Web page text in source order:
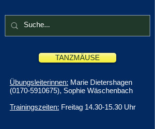
TANZMÄUSE
Übungsleiterinnen: Marie Dietershagen
(0170-5910675), Sophie Wäschenbach
Trainingszeiten: Freitag 14.30-15.30 Uhr